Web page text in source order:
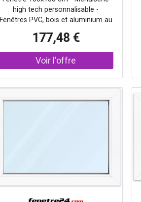
fenêtre fixe, 1 vantail, double
vitrage
high tech personnalisable -
Fenêtres PVC, bois et aluminium au
vitrage - Excellente isolation
thermique.
177,48 €